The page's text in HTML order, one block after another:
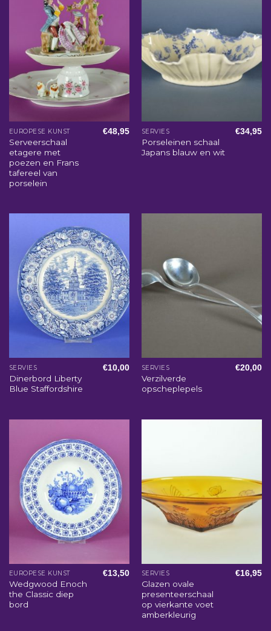
EUROPESE KUNST
Serveerschaal
etagere met
poezen en Frans
tafereel van
porselein
€48,95 SERVIES
Porseleinen schaal
Japans blauw en wit
€34,95
SERVIES
Dinerbord Liberty
Blue Staffordshire
€10,00 SERVIES
Verzilverde
opscheplepels
€20,00
EUROPESE KUNST
Wedgwood Enoch
the Classic diep
bord
€13,50 SERVIES
Glazen ovale
presenteerschaal
op vierkante voet
amberkleurig
€16,95